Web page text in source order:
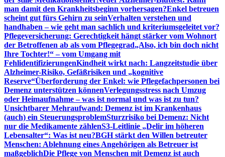
man damit den Krankheitsbeginn vorhersagen?Enkel betreuen
scheint gut fürs Gehirn zu seinVerhalten verstehen und
handhaben – wie geht man sachlich und kriteriumsgeleitet vor?
Pflegeversicherung: Gerechtigkeit hängt stärker vom Wohnort
der Betroffenen ab als vom Pflegegrad„Also, ich bin doch nicht
Ihre Tochter!“ – vom Umgang mit
FehlidentifizierungenKindheit wirkt nach: Langzeitstudie über
Alzheimer-Risiko, Gefäßrisiken und „kognitive
Reserve“Überforderung der Enkel: wie Pflegefachpersonen bei
Demenz unterstützen könnenVerlegungsstress nach Umzug
oder Heimaufnahme – was ist normal und was ist zu tun?
Unsichtbarer Mehraufwand: Demenz ist im Krankenhaus
(auch) ein SteuerungsproblemSturzrisiko bei Demenz: Nicht
nur die Medikamente zählenS3-Leitlinie „Delir im höheren
Lebensalter“: Was ist neu?BGH stärkt den Willen betreuter
Menschen: Ablehnung eines Angehörigen als Betreuer ist
maßgeblichDie Pflege von Menschen mit Demenz ist auch